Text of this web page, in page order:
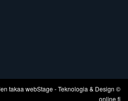
takaawebStage- Teknologia & Design ©
online.fi